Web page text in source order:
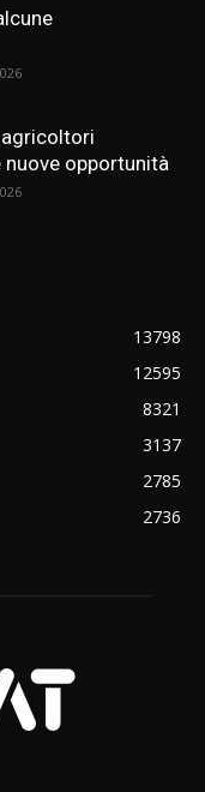
opportunità
13798
12595
8321
3137
2785
2736